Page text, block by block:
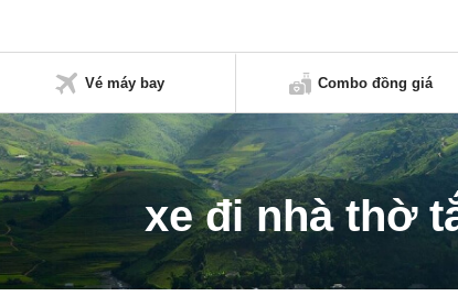
Vé máy bay Combo đồng giá
xe đi nhà thờ